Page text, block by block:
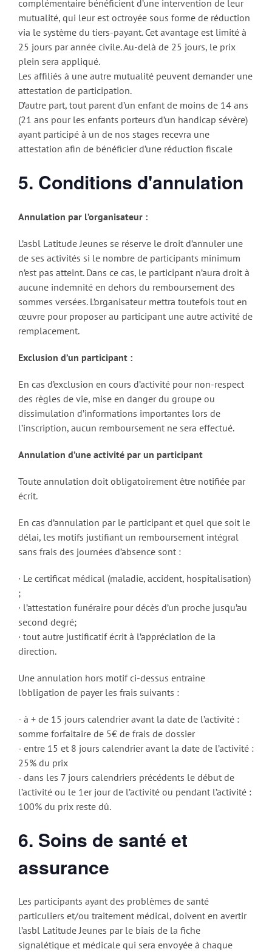
complémentaire bénéficient d’une intervention de leur
mutualité, qui leur est octroyée sous forme de réduction
via le système du tiers-payant. Cet avantage est limité à
25 jours par année civile. Au-delà de 25 jours, le prix
plein sera appliqué.
Les affiliés à une autre mutualité peuvent demander une
attestation de participation.
D’autre part, tout parent d’un enfant de moins de 14 ans
(21 ans pour les enfants porteurs d’un handicap sévère)
ayant participé à un de nos stages recevra une
attestation afin de bénéficier d’une réduction fiscale
5. Conditions d'annulation
Annulation par l’organisateur :
L’asbl Latitude Jeunes se réserve le droit d’annuler une
de ses activités si le nombre de participants minimum
n’est pas atteint. Dans ce cas, le participant n’aura droit à
aucune indemnité en dehors du remboursement des
sommes versées. L’organisateur mettra toutefois tout en
œuvre pour proposer au participant une autre activité de
remplacement.
Exclusion d’un participant :
En cas d’exclusion en cours d’activité pour non-respect
des règles de vie, mise en danger du groupe ou
dissimulation d’informations importantes lors de
l’inscription, aucun remboursement ne sera effectué.
Annulation d’une activité par un participant
Toute annulation doit obligatoirement être notifiée par
écrit.
En cas d’annulation par le participant et quel que soit le
délai, les motifs justifiant un remboursement intégral
sans frais des journées d’absence sont :
· Le certificat médical (maladie, accident, hospitalisation)
;
· l’attestation funéraire pour décès d’un proche jusqu’au
second degré;
· tout autre justificatif écrit à l’appréciation de la
direction.
Une annulation hors motif ci-dessus entraine
l’obligation de payer les frais suivants :
- à + de 15 jours calendrier avant la date de l’activité :
somme forfaitaire de 5€ de frais de dossier
- entre 15 et 8 jours calendrier avant la date de l’activité :
25% du prix
- dans les 7 jours calendriers précédents le début de
l’activité ou le 1er jour de l’activité ou pendant l’activité :
100% du prix reste dû.
6. Soins de santé et
assurance
Les participants ayant des problèmes de santé
particuliers et/ou traitement médical, doivent en avertir
l’asbl Latitude Jeunes par le biais de la fiche
signalétique et médicale qui sera envoyée à chaque